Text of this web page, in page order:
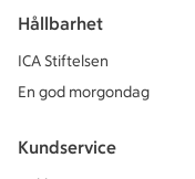
Hållbarhet
ICA Stiftelsen
En god morgondag
Kundservice